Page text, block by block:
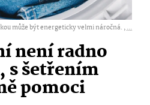
může být energeticky velmi náročná. ,...
není radno
s šetřením
pomoci